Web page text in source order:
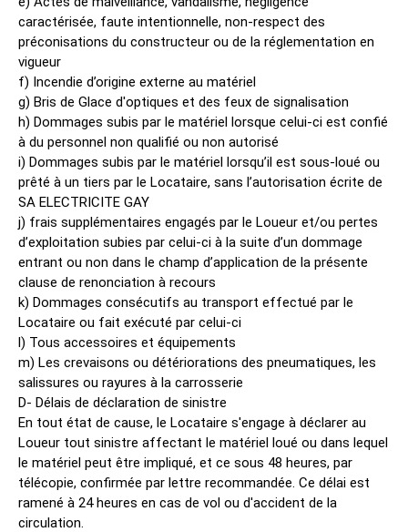
caractérisée, faute intentionnelle, non-respect des
préconisations du constructeur ou de la réglementation en
vigueur
f) Incendie d’origine externe au matériel
g) Bris de Glace d'optiques et des feux de signalisation
h) Dommages subis par le matériel lorsque celui-ci est confié
à du personnel non qualifié ou non autorisé
i) Dommages subis par le matériel lorsqu’il est sous-loué ou
prêté à un tiers par le Locataire, sans l’autorisation écrite de
SA ELECTRICITE GAY
j) frais supplémentaires engagés par le Loueur et/ou pertes
d’exploitation subies par celui-ci à la suite d’un dommage
entrant ou non dans le champ d’application de la présente
clause de renonciation à recours
k) Dommages consécutifs au transport effectué par le
Locataire ou fait exécuté par celui-ci
l) Tous accessoires et équipements
m) Les crevaisons ou détériorations des pneumatiques, les
salissures ou rayures à la carrosserie
D- Délais de déclaration de sinistre
En tout état de cause, le Locataire s'engage à déclarer au
Loueur tout sinistre affectant le matériel loué ou dans lequel
le matériel peut être impliqué, et ce sous 48 heures, par
télécopie, confirmée par lettre recommandée. Ce délai est
ramené à 24 heures en cas de vol ou d'accident de la
circulation.